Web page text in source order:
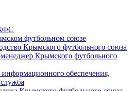
футбольном союзе
Крымского футбольного союза
Крымского футбольного
обеспечения,